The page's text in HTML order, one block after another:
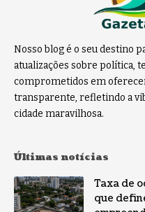
Nosso blog é o seu destino
atualizações sobre política,
comprometidos em
transparente, refletindo a
cidade maravilhosa.
Últimas notícias
Taxa de
que